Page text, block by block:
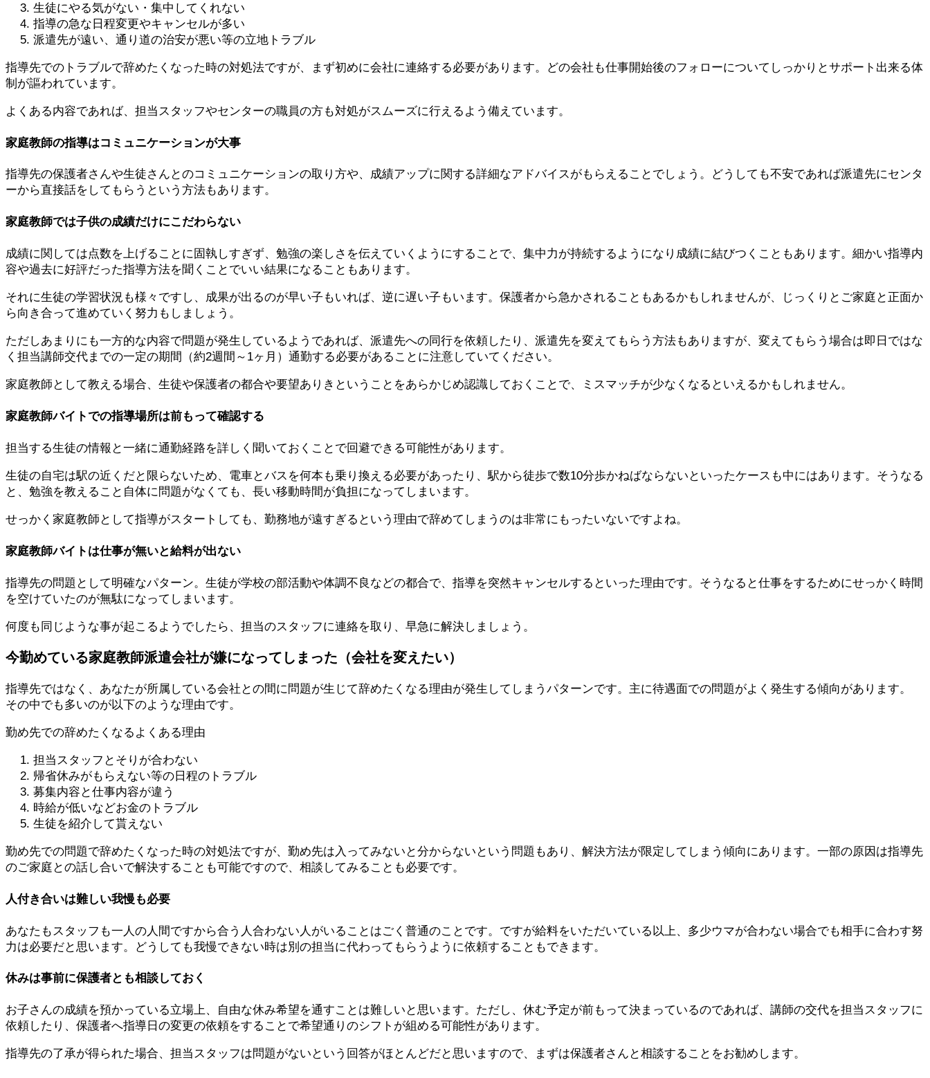
生徒にやる気がない・集中してくれない
指導の急な日程変更やキャンセルが多い
派遣先が遠い、通り道の治安が悪い等の立地トラブル
指導先でのトラブルで辞めたくなった時の対処法ですが、まず初めに会社に連絡する必要があります。どの会社も仕事開始後のフォローについてしっかりとサポート 出来る体
制が謳われています。
よくある内容であれば、担当スタッフやセンターの職員の方も対処がスムーズに行えるよう備えています。
家庭教師の指導はコミュニケーションが大事
指導先の保護者さんや生徒さんとのコミュニケーションの取り方や、成績アップに関する詳細なアドバイスがもらえることでしょう。どうしても不安であれば派遣先にセンタ
ーから直接話をしてもらうという方法もあります。
家庭教師では子供の成績だけにこだわらない
成績に関しては点数を上げることに固執しすぎず、勉強の楽しさを伝えていくようにすることで、集中力が持続するようになり成績に結びつくこともあります。細かい指導内
容や過去に好評だった指導方法を聞くことでいい結果になることもあります。
それに生徒の学習状況も様々ですし、成果が出るのが早い子もいれば、逆に遅い子もいます。保護者から急かされることもあるかもしれませんが、じっくりとご家庭と 正面か
ら向き合って進めていく努力もしましょう。
ただしあまりにも一方的な内容で問題が発生しているようであれば、 派遣先への同行を依頼したり、 派遣先を変えてもらう 方法もありますが、変えてもらう場合は即日ではな
く 担当講師交代までの一定の期間（約2週間～1ヶ月）通勤する必要があることに注意していてください。
家庭教師として教える場合、生徒や保護者の都合や要望ありきということをあらかじめ認識しておくことで、ミスマッチが少なくなるといえるかもしれません。
家庭教師バイトでの指導場所は前もって確認する
担当する生徒の情報と一緒に通勤経路を詳しく聞いておくことで回避できる可能性があります。
生徒の自宅は駅の近くだと限らないため、電車とバスを何本も乗り換える必要があったり、駅から徒歩で数10分歩かねばならない といったケースも中にはあります。そうなる
と、勉強を教えること自体に問題がなくても、長い移動時間が負担になってしまいます。
せっかく家庭教師として指導がスタートしても、勤務地が遠すぎるという理由で辞めてしまうのは非常にもったいないですよね。
家庭教師バイトは仕事が無いと給料が出ない
指導先の問題として明確なパターン。生徒が学校の部活動や体調不良などの都合で、指導を突然キャンセルするといった理由です。そうなると仕事をするためにせっかく時間
を空けていたのが無駄になってしまいます。
何度も同じような事が起こるようでしたら、担当のスタッフに連絡を取り、早急に解決しましょう。
今勤めている家庭教師派遣会社が嫌になってしまった（会社を変えたい）
指導先ではなく、あなたが所属している会社との間に問題が生じて辞めたくなる理由が発生してしまうパターンです。主に待遇面での問題がよく発生する傾向があります。
その中でも多いのが以下のような理由です。
勤め先での辞めたくなるよくある理由
担当スタッフとそりが合わない
帰省休みがもらえない等の日程のトラブル
募集内容と仕事内容が違う
時給が低いなどお金のトラブル
生徒を紹介して貰えない
勤め先での問題で辞めたくなった時の対処法ですが、勤め先は入ってみないと分からないという問題もあり、解決方法が限定してしまう傾向にあります。一部の原因は指導先
のご家庭との話し合いで解決することも可能ですので、相談してみることも必要です。
人付き合いは難しい我慢も必要
あなたもスタッフも一人の人間ですから合う人合わない人がいることはごく普通のことです。ですが給料をいただいている以上、多少ウマが合わない場合でも相手に合わす努
力は必要だと思います。どうしても我慢できない時は別の担当に代わってもらうように依頼することもできます。
休みは事前に保護者とも相談しておく
お子さんの成績を預かっている立場上、自由な休み希望を通すことは難しいと思います。ただし、休む予定が前もって決まっているのであれば、 講師の交代を担当スタッフに
依頼したり、保護者へ指導日の変更の依頼をすることで希望通りのシフトが組める可能性があります。
指導先の了承が得られた場合、担当スタッフは問題がないという回答がほとんどだと思いますので、まずは保護者さんと相談することをお勧めします。